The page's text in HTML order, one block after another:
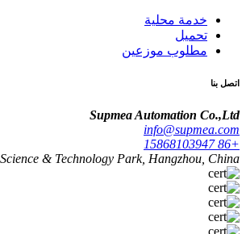
خدمة محلية
تحميل
مطلوب موزعين
اتصل بنا
Supmea Automation Co.,Ltd
info@supmea.com
+86 15868103947
& Technology Park, Hangzhou, China